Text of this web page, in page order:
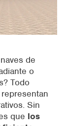
de
o
Todo
Sin
que los